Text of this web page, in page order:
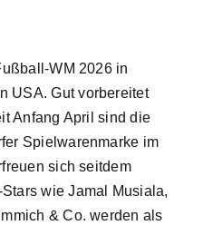
WM 2026 in
USA. Gut vorbereitet
Anfang April sind die
Spielwarenmarke im
sich seitdem
wie Jamal Musiala,
& Co. werden als